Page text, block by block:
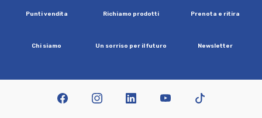
Puntivendita Richiamo prodotti Prenota e ritira
Chi siamo Un sorriso per ilfuturo Newsletter
facebookinstagram linkedin youtubetiktok